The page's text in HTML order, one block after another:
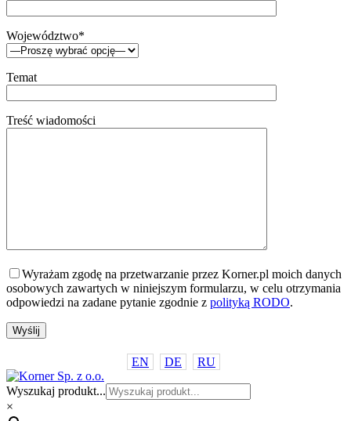
Województwo*
Temat
Treść wiadomości
Wyrażam zgodę na przetwarzanie przez Korner.pl moich danych
osobowych zawartych w niniejszym formularzu, w celu otrzymania
odpowiedzi na zadane pytanie zgodnie z polityką RODO.
EN DE RU
Wyszukaj produkt...
×